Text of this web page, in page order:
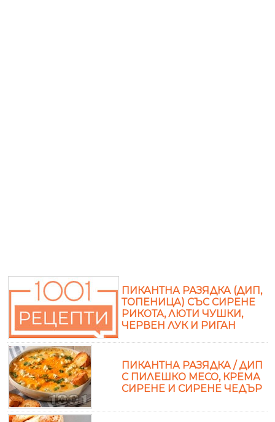
ПИКАНТНА РАЗЯДКА (ДИП,
ТОПЕНИЦА) СЪС СИРЕНЕ
РИКОТА, ЛЮТИ ЧУШКИ,
ЧЕРВЕН ЛУК И РИГАН
ПИКАНТНА РАЗЯДКА / ДИП
С ПИЛЕШКО МЕСО, КРЕМА
СИРЕНЕ И СИРЕНЕ ЧЕДЪР